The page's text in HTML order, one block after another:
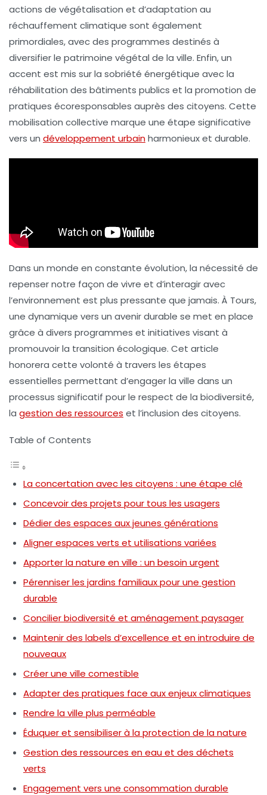
actions de végétalisation et d’adaptation au
réchauffement climatique sont également
primordiales, avec des programmes destinés à
diversifier le patrimoine végétal de la ville. Enfin, un
accent est mis sur la sobriété énergétique avec la
réhabilitation des bâtiments publics et la promotion de
pratiques écoresponsables auprès des citoyens. Cette
mobilisation collective marque une étape significative
vers un développement urbainharmonieux et durable.
Dans un monde en constante évolution, la nécessité de
repenser notre façon de vivre et d’interagir avec
l’environnement est plus pressante que jamais. À Tours,
une dynamique vers un avenirdurable se met en place
grâce à divers programmes et initiatives visant à
promouvoir la transition écologique. Cet article
honorera cette volonté à travers les étapes
essentielles permettant d’engager la ville dans un
processus significatif pour le respect de la biodiversité,
la gestion des ressources et l’inclusion des citoyens.
Table of Contents
La concertation avec les citoyens : une étape clé
Concevoir des projets pour tous les usagers
Dédier des espaces aux jeunes générations
Aligner espaces verts et utilisations variées
Apporter la nature en ville : un besoin urgent
Pérenniser les jardins familiaux pour une gestion
durable
Concilier biodiversité et aménagement paysager
Maintenir des labels d’excellence et en introduire de
nouveaux
Créer une ville comestible
Adapter des pratiques face aux enjeux climatiques
Rendre la ville plus perméable
Éduquer et sensibiliser à la protection de la nature
Gestion des ressources en eau et des déchets
verts
Engagement vers une consommation durable